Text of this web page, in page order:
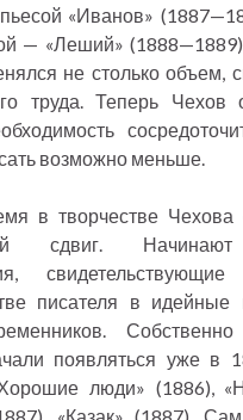
«Иванов»
— «Леший»
не столько объем,
труда. Теперь Чехов
возможно меньше.
в творчестве Чехова
сдвиг. Начинают
писателя в
появляться уже в
люди» (1886),